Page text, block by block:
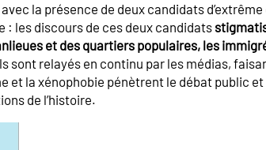
la présence de deux candidats
: les discours de ces deux candidats
et des quartiers populaires, les
sont relayés en continu par les médias,
et la xénophobie pénètrent le débat public et
de l’histoire.